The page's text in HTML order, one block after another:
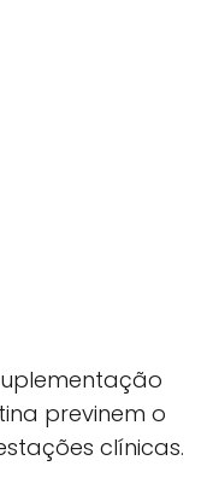
previnem o
clínicas.